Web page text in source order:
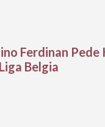
Ferdinan Pede
Belgia